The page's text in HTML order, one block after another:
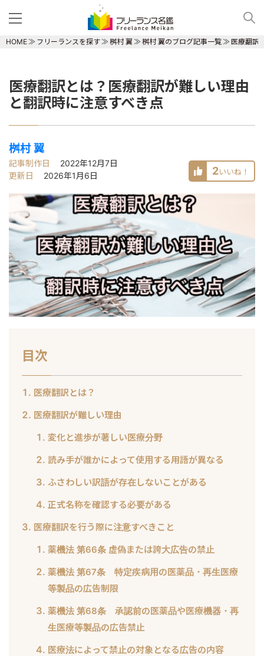
HOME フリーランスを探す 桝村 翼 桝村 翼のブログ記事一覧 医療翻訳
医療翻訳とは？医療翻訳が難しい理由
と翻訳時に注意すべき点
桝村 翼
記事制作日
2022年12月7日
更新日
2026年1月6日 2いいね！
目次
医療翻訳とは？
医療翻訳が難しい理由
変化と進歩が著しい医療分野
読み手が誰かによって使用する用語が異なる
ふさわしい訳語が存在しないことがある
正式名称を確認する必要がある
医療翻訳を行う際に注意すべきこと
薬機法 第66条 虚偽または誇大広告の禁止
薬機法 第67条 特定疾病用の医薬品・再生医療
等製品の広告制限
薬機法 第68条 承認前の医薬品や医療機器・再
生医療等製品の広告禁止
医療法によって禁止の対象となる広告の内容